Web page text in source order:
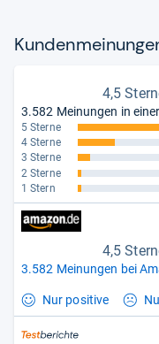
4,5
3.582 Meinungen in
5 Sterne
4 Sterne
3 Sterne
2 Sterne
1 Stern
4,5
3.582 Meinungen bei
Nur positive